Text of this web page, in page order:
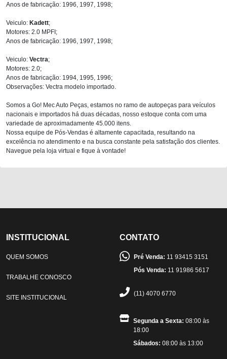
Anos de fabricação: 1996, 1997, 1998;
Veiculo: Kadett;
Motores: 2.0 MPFI;
Anos de fabricação: 1996, 1997, 1998;
Veiculo: Vectra;
Motores: 2.0;
Anos de fabricação: 1994, 1995, 1996;
Observações: Vectra modelo importado.
Somos a Go! Mec Auto Peças, estamos no ramo de autopeças para veículos
nacionais e importados há duas décadas, nosso estoque conta com uma
variedade de aproximadamente 45.000 itens.
Nossa equipe de Pós-Vendas é altamente capacitada, resultando na
excelência no atendimento e na busca constante pela satisfação dos clientes.
Navegue pela loja virtual e fique à vontade!
INSTITUCIONAL
QUEM SOMOS
TRABALHE CONOSCO
SITE INSTITUCIONAL
CONTATO
Pré Venda: 11 93415 3151
Pós Venda: 11 91986 5617
(11) 4070 6770
Segunda a Sexta: 08:00 às
18:00
Sábados: 08:00 às 13:00